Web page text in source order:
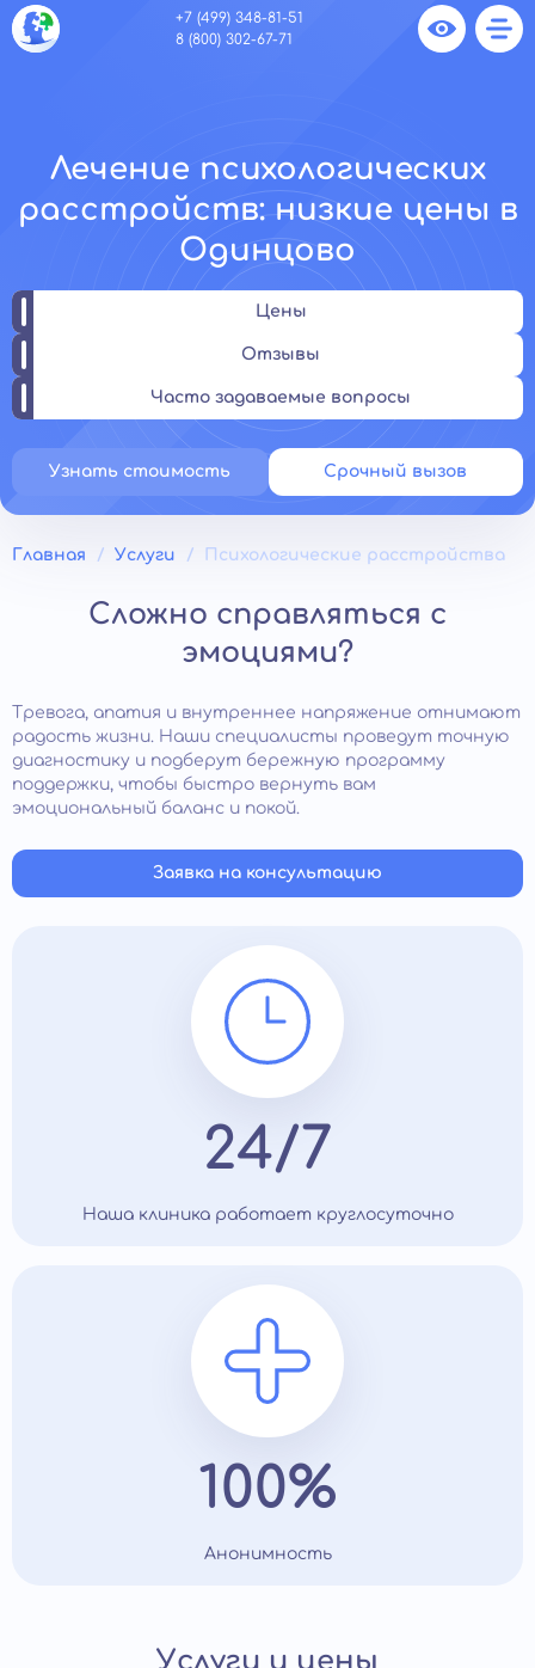
+7 (499) 348-81-51
8 (800) 302-67-71
Лечение психологических
расстройств: низкие цены в
Одинцово
Цены
Отзывы
Часто задаваемые вопросы
Узнать стоимость Срочный вызов
Главная Услуги Психологические расстройства
Сложно справляться с
эмоциями?
Тревога, апатия и внутреннее напряжение отнимают
радость жизни. Наши специалисты проведут точную
диагностику и подберут бережную программу
поддержки, чтобы быстро вернуть вам
эмоциональный баланс и покой.
Заявка на консультацию
24/7
Наша клиника работает круглосуточно
100%
Анонимность
Услуги и цены